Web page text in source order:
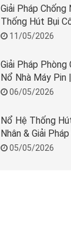
Giải Pháp Chống
Thống Hút Bụi
REMBE & Beta
11/05/2026
Giải Pháp Phòng
Nổ Nhà Máy Pin
Protection BESS
06/05/2026
Nổ Hệ Thống
Nhân & Giải
Hiệu Quả
05/05/2026